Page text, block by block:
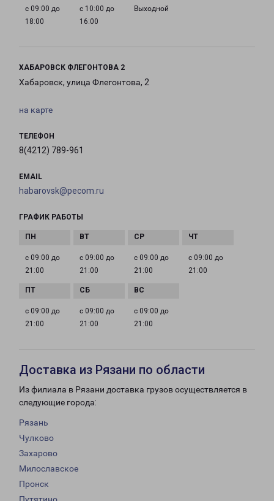
с 09:00 до
18:00
с 10:00 до
16:00
Выходной
ХАБАРОВСК ФЛЕГОНТОВА 2
Хабаровск, улица Флегонтова, 2
на карте
ТЕЛЕФОН
8(4212) 789-961
EMAIL
habarovsk@pecom.ru
ГРАФИК РАБОТЫ
с 09:00 до
21:00
с 09:00 до
21:00
с 09:00 до
21:00
с 09:00 до
21:00
с 09:00 до
21:00
с 09:00 до
21:00
с 09:00 до
21:00
Доставка из Рязани по области
Из филиала в Рязани доставка грузов осуществляется в
следующие города:
Рязань
Чулково
Захарово
Милославское
Пронск